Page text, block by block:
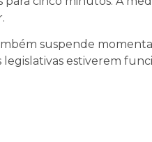
suspende
legislativas estiverem